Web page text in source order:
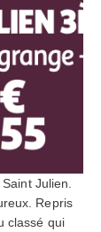
Julien.
Repris
classé qui